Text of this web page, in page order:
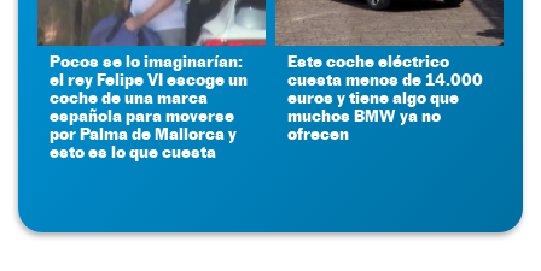
Pocos se lo imaginarían:
el rey Felipe VI escoge un
coche de una marca
española para moverse
por Palma de Mallorca y
esto es lo que cuesta
Este coche eléctrico
cuesta menos de 14.000
euros y tiene algo que
muchos BMW ya no
ofrecen